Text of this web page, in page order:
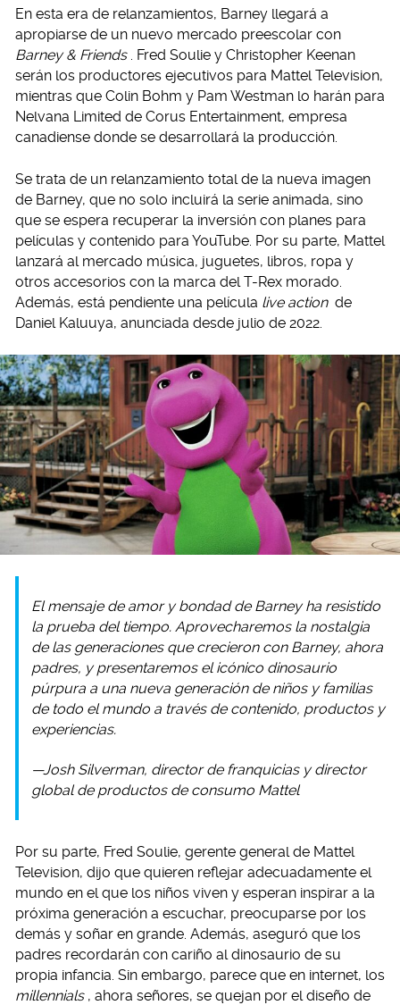
En esta era de relanzamientos, Barney llegará a
apropiarse de un nuevo mercado preescolar con
Barney & Friends
. Fred Soulie y Christopher Keenan
serán los productores ejecutivos para Mattel Television,
mientras que Colin Bohm y Pam Westman lo harán para
Nelvana Limited de Corus Entertainment, empresa
canadiense donde se desarrollará la producción.
Se trata de un relanzamiento total de la nueva imagen
de Barney, que no solo incluirá la serie animada, sino
que se espera recuperar la inversión con planes para
películas y contenido para YouTube. Por su parte, Mattel
lanzará al mercado música, juguetes, libros, ropa y
otros accesorios con la marca del T-Rex morado.
Además, está pendiente una película live action de
Daniel Kaluuya, anunciada desde julio de 2022.
El mensaje de amor y bondad de Barney ha resistido
la prueba del tiempo. Aprovecharemos la nostalgia
de las generaciones que crecieron con Barney, ahora
padres, y presentaremos el icónico dinosaurio
púrpura a una nueva generación de niños y familias
de todo el mundo a través de contenido, productos y
experiencias.
—Josh Silverman, director de franquicias y director
global de productos de consumo Mattel
Por su parte, Fred Soulie, gerente general de Mattel
Television, dijo que quieren reflejar adecuadamente el
mundo en el que los niños viven y esperan inspirar a la
próxima generación a escuchar, preocuparse por los
demás y soñar en grande. Además, aseguró que los
padres recordarán con cariño al dinosaurio de su
propia infancia. Sin embargo, parece que en internet, los
millennials , ahora señores, se quejan por el diseño de